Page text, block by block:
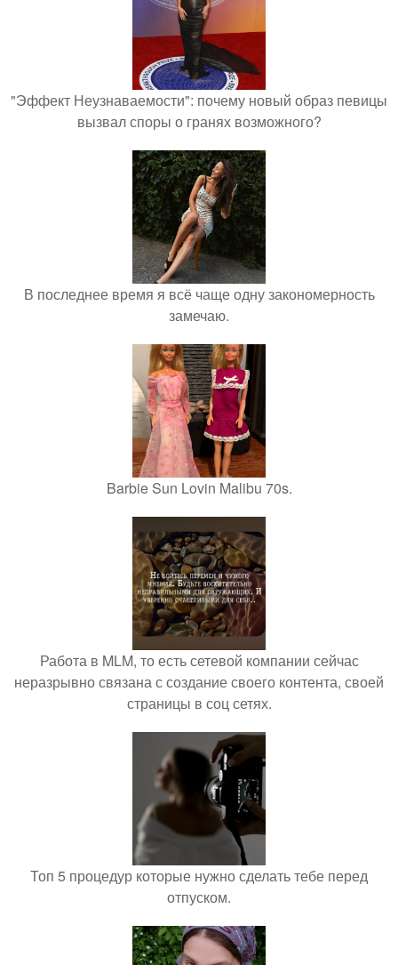
"Эффект Неузнаваемости": почему новый образ певицы
вызвал споры о гранях возможного?
В последнее время я всё чаще одну закономерность
замечаю.
Barbie Sun Lovin Malibu 70s.
Работа в MLM, то есть сетевой компании сейчас
неразрывно связана с создание своего контента, своей
страницы в соц сетях.
Топ 5 процедур которые нужно сделать тебе перед
отпуском.